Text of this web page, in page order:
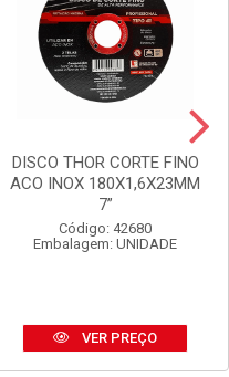
DISCO THOR CORTE FINO
ACO INOX 180X1,6X23MM
7”
Código: 42680
Embalagem: UNIDADE
VER PREÇO